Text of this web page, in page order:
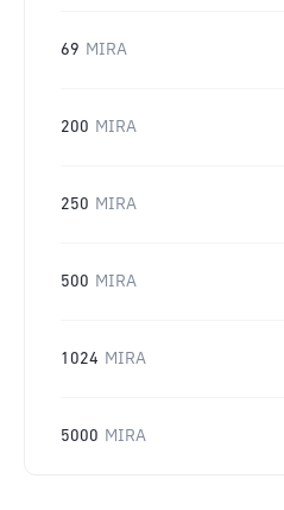
69 MIRA
200 MIRA
250 MIRA
500 MIRA
1024 MIRA
5000 MIRA